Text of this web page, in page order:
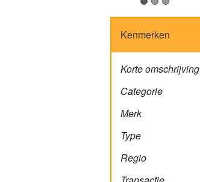
Kenmerken
Korte omschrijving
Categorie
Merk
Type
Regio